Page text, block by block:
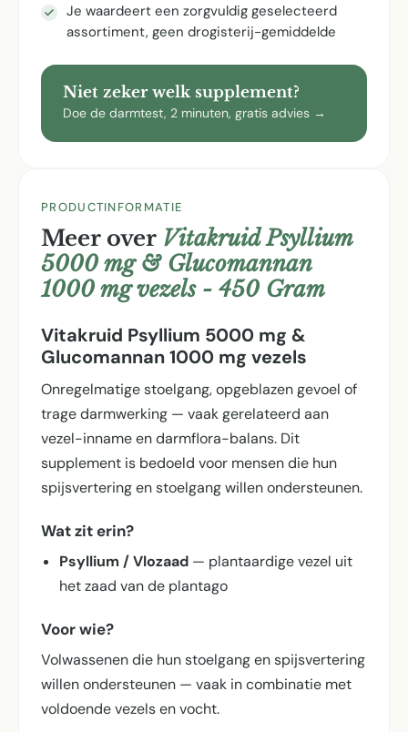
Je waardeert een zorgvuldig geselecteerd
assortiment, geen drogisterij-gemiddelde
Niet zeker welk supplement?
Doe de darmtest, 2 minuten, gratis advies →
PRODUCTINFORMATIE
Meer over Vitakruid Psyllium
5000 mg & Glucomannan
1000 mg vezels - 450 Gram
Vitakruid Psyllium 5000 mg &
Glucomannan 1000 mg vezels
Onregelmatige stoelgang, opgeblazen gevoel of
trage darmwerking — vaak gerelateerd aan
vezel-inname en darmflora-balans. Dit
supplement is bedoeld voor mensen die hun
spijsvertering en stoelgang willen ondersteunen.
Wat zit erin?
Psyllium / Vlozaad — plantaardige vezel uit
het zaad van de plantago
Voor wie?
Volwassenen die hun stoelgang en spijsvertering
willen ondersteunen — vaak in combinatie met
voldoende vezels en vocht.